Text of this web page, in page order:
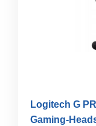
Logitech G
Gaming-